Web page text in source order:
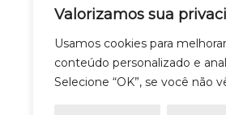
Valorizamos sua
Usamos cookies para
conteúdo personalizado e
Selecione “OK”, se você não
Nota Gateway - Feito
Nota Gateway — 2011 -
NOTA GATEWAY